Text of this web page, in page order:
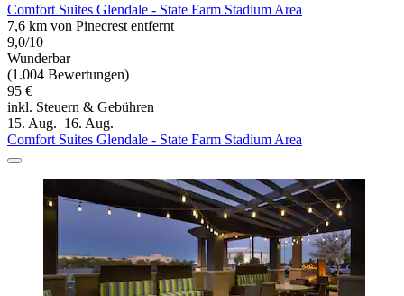
Comfort Suites Glendale - State Farm Stadium Area
7,6 km von Pinecrest entfernt
9,0/10
Wunderbar
(1.004 Bewertungen)
95 €
inkl. Steuern & Gebühren
15. Aug.–16. Aug.
Comfort Suites Glendale - State Farm Stadium Area